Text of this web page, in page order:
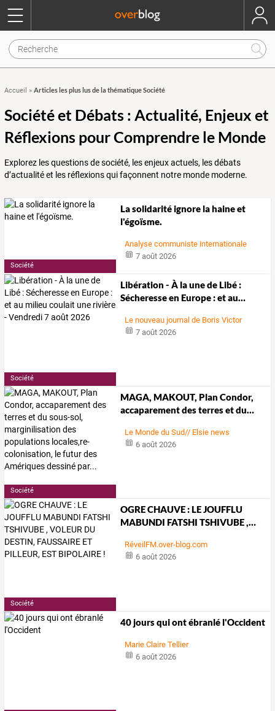
Accueil » Articles les plus lus de la thématique Société
Société et Débats : Actualité, Enjeux et
Réflexions pour Comprendre le Monde
Explorez les questions de société, les enjeux actuels, les débats
d’actualité et les réflexions qui façonnent notre monde moderne.
Société
La solidarité ignore la haine et
l'égoïsme.
Analyse communiste internationale
7 août 2026
Société
Libération - À launedeLibé:
Sécheresseen Europe:etau…
Le nouveau journal de Boris Victor
7 août 2026
Société
MAGA, MAKOUT, Plan Condor,
accaparementdesterresetdu…
Le Monde du Sud// Elsie news
6 août 2026
Société
OGRECHAUVE:LEJOUFFLU
MABUNDI FATSHI TSHIVUBE,…
RéveilFM.over-blog.com
6 août 2026
40 jours qui ont ébranlé l'Occident
Marie Claire Tellier
6 août 2026